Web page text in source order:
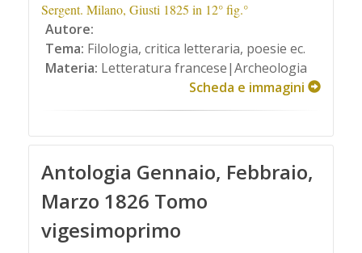
Sergent. Milano, Giusti 1825 in 12° fig.°
Autore:
Tema: Filologia, critica letteraria, poesie ec.
Materia: Letteratura francese|Archeologia
Scheda e immagini
Antologia Gennaio, Febbraio,
Marzo 1826 Tomo
vigesimoprimo